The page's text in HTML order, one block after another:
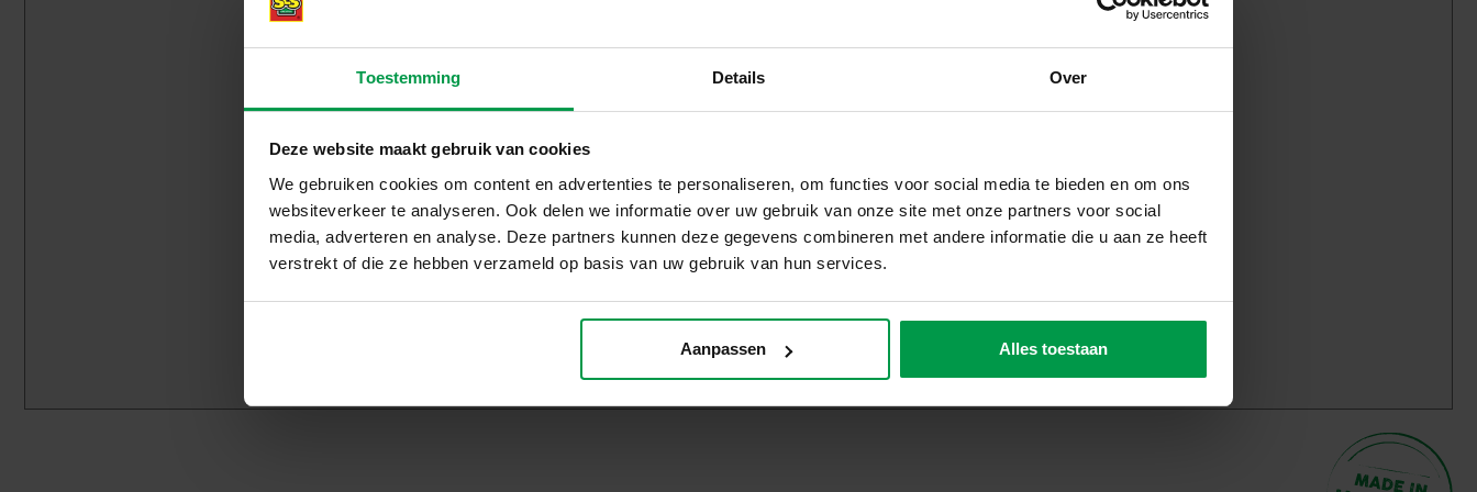
Toestemming Details Over
Deze website maakt gebruik van cookies
We gebruiken cookies om content en advertenties te personaliseren, om functies voor social media te bieden en om ons
websiteverkeer te analyseren. Ook delen we informatie over uw gebruik van onze site met onze partners voor social
media, adverteren en analyse. Deze partners kunnen deze gegevens combineren met andere informatie die u aan ze heeft
verstrekt of die ze hebben verzameld op basis van uw gebruik van hun services.
Aanpassen Alles toestaan